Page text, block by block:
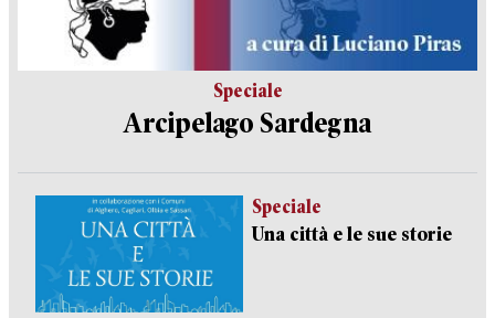
Speciale
Arcipelago Sardegna
Speciale
Una città e le sue storie